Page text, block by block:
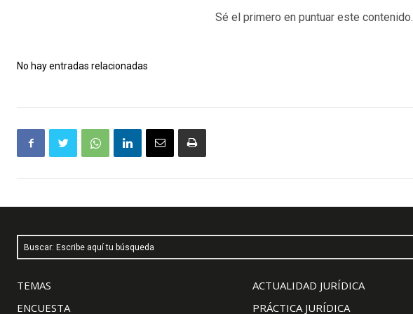
Sé el primero en puntuar este contenido.
No hay entradas relacionadas
Buscar: Escribe aquí tu búsqueda
TEMAS
ENCUESTA
ACTUALIDAD JURÍDICA
PRÁCTICA JURÍDICA